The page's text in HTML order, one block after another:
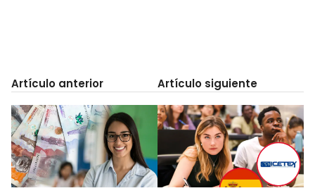
Artículo anterior Artículo siguiente